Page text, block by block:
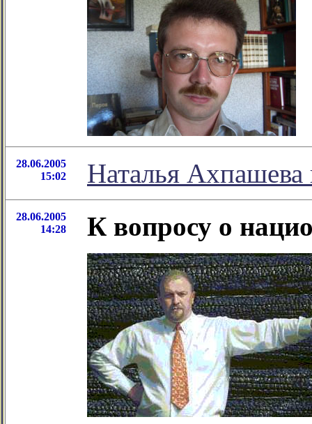
28.06.2005
15:02
Наталья Ахпашева
28.06.2005
14:28
К вопросу о